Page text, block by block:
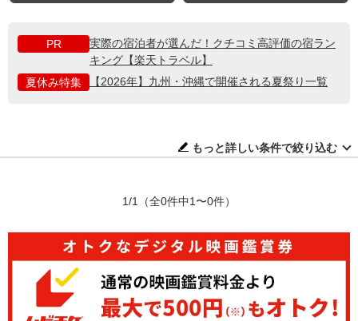
PR
実際の宿泊者が選んだ！クチコミ高評価の宿ラン
キング【楽天トラベル】
夏休み特集
【2026年】九州・沖縄で開催される夏祭り一覧
もっと詳しい条件で絞り込む
1/1 （全0件中1〜0件）